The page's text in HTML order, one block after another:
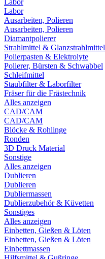
Labor
Labor
Ausarbeiten, Polieren
Ausarbeiten, Polieren
Diamantpolierer
Strahlmittel & Glanzstrahlmittel
Polierpasten & Elektrolyte
Polierer, Bürsten & Schwabbel
Schleifmittel
Staubfilter & Laborfilter
Fräser für die Frästechnik
Alles anzeigen
CAD/CAM
CAD/CAM
Blöcke & Rohlinge
Ronden
3D Druck Material
Sonstige
Alles anzeigen
Dublieren
Dublieren
Dubliermassen
Dublierzubehör & Küvetten
Sonstiges
Alles anzeigen
Einbetten, Gießen & Löten
Einbetten, Gießen & Löten
Einbettmassen